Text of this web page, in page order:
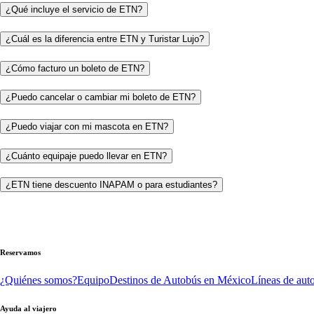
¿Qué incluye el servicio de ETN?
¿Cuál es la diferencia entre ETN y Turistar Lujo?
¿Cómo facturo un boleto de ETN?
¿Puedo cancelar o cambiar mi boleto de ETN?
¿Puedo viajar con mi mascota en ETN?
¿Cuánto equipaje puedo llevar en ETN?
¿ETN tiene descuento INAPAM o para estudiantes?
Reservamos
¿Quiénes somos?EquipoDestinos de Autobús en MéxicoLíneas de
Ayuda al viajero